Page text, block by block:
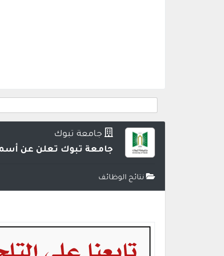
جامعة تبوك
جامعة تبوك تعلن عن
نتائج الوظائف